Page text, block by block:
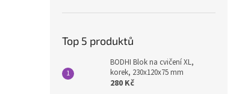
Top 5 produktů
BODHI Blok na cvičení XL,
korek, 230x120x75 mm
280 Kč